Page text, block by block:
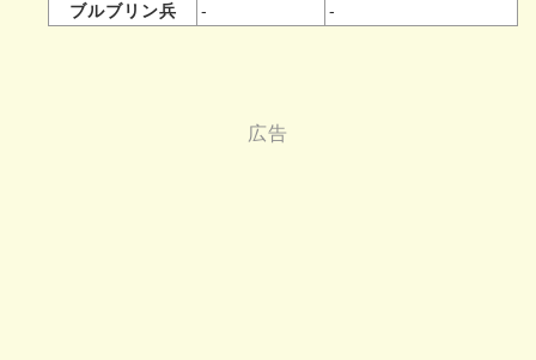
ブルブリン兵
- -